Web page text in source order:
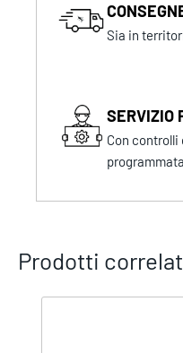
Sia in
SERVIZIO
Con controlli
Prodotti